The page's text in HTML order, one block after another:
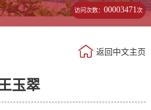
访问次数：00003471次
返回中文主页
玉翠